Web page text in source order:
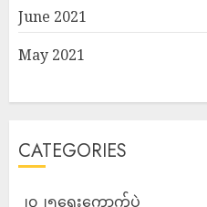
June 2021
May 2021
CATEGORIES
၂၀၂၅ရွေးကောက်ပွဲ